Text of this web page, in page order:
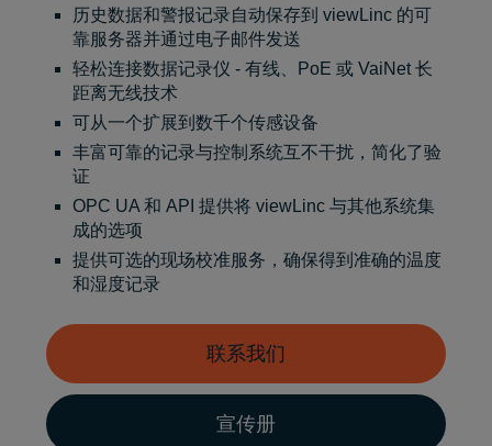
历史数据和警报记录自动保存到 viewLinc 的可
靠服务器并通过电子邮件发送
轻松连接数据记录仪 -有线、PoE 或 VaiNet 长
距离无线技术
可从一个扩展到数千个传感设备
丰富可靠的记录与控制系统互不干扰，简化了验
证
OPC UA 和 API 提供将 viewLinc 与其他系统集
成的选项
提供可选的现场校准服务，确保得到准确的温度
和湿度记录
联系我们
宣传册